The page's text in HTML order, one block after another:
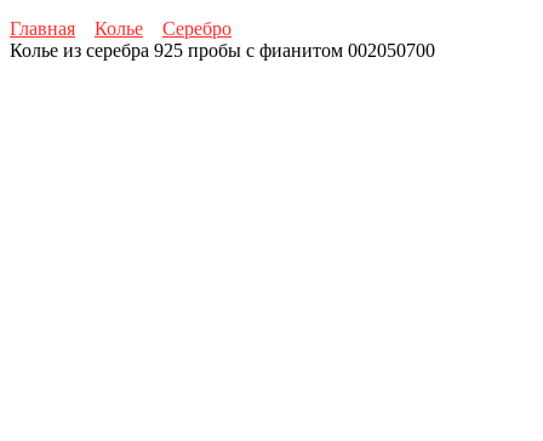
Главная
Колье
Серебро
Колье из серебра 925 пробы с фианитом 002050700